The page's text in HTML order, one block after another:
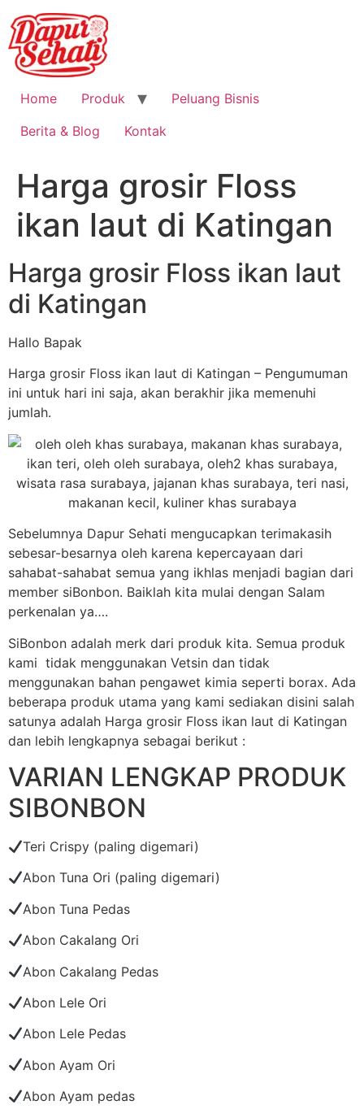
Home Produk
Peluang Bisnis
Berita & Blog
Kontak
Harga grosir Floss
ikan laut di Katingan
Harga grosir Floss ikan laut
di Katingan
Hallo Bapak
Harga grosir Floss ikan laut di Katingan – Pengumuman
ini untuk hari ini saja, akan berakhir jika memenuhi
jumlah.
Sebelumnya Dapur Sehati mengucapkan terimakasih
sebesar-besarnya oleh karena kepercayaan dari
sahabat-sahabat semua yang ikhlas menjadi bagian dari
member siBonbon. Baiklah kita mulai dengan Salam
perkenalan ya….
SiBonbon adalah merk dari produk kita. Semua produk
kami tidak menggunakan Vetsin dan tidak
menggunakan bahan pengawet kimia seperti borax. Ada
beberapa produk utama yang kami sediakan disini salah
satunya adalah Harga grosir Floss ikan laut di Katingan
dan lebih lengkapnya sebagai berikut :
VARIAN LENGKAP PRODUK
SIBONBON
Teri Crispy (paling digemari)
Abon Tuna Ori (paling digemari)
Abon Tuna Pedas
Abon Cakalang Ori
Abon Cakalang Pedas
Abon Lele Ori
Abon Lele Pedas
Abon Ayam Ori
Abon Ayam pedas